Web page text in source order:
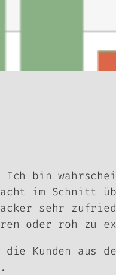
bin
im Schnitt
sehr
oder roh zu
Kunden aus